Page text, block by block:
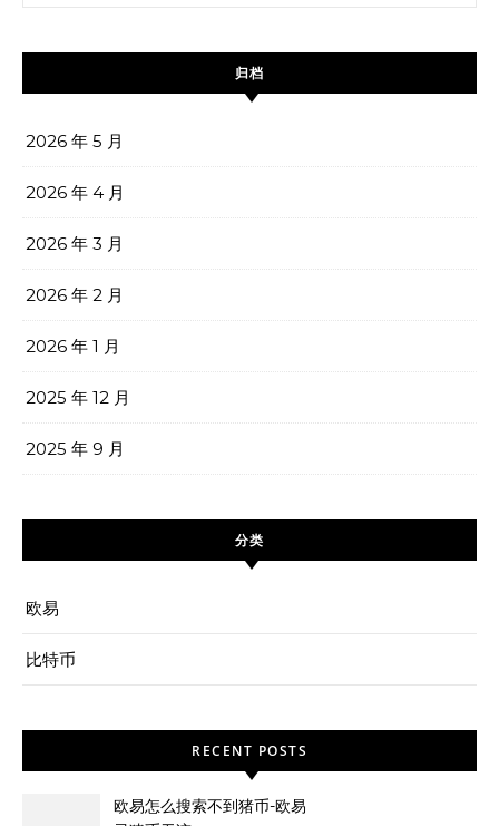
归档
2026 年 5 月
2026 年 4 月
2026 年 3 月
2026 年 2 月
2026 年 1 月
2025 年 12 月
2025 年 9 月
分类
欧易
比特币
RECENT POSTS
欧易怎么搜索不到猪币-欧易